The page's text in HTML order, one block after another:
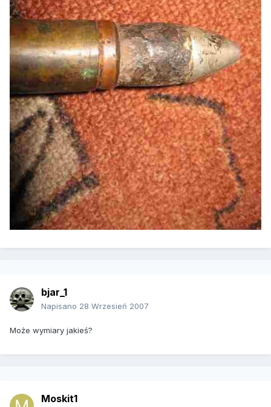
bjar_1
Napisano 28 Wrzesień 2007
Może wymiary jakieś?
Moskit1